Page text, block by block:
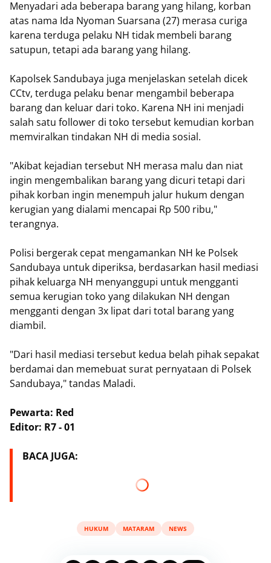
Menyadari ada beberapa barang yang hilang, korban
atas nama Ida Nyoman Suarsana (27) merasa curiga
karena terduga pelaku NH tidak membeli barang
satupun, tetapi ada barang yang hilang.
Kapolsek Sandubaya juga menjelaskan setelah dicek
CCtv, terduga pelaku benar mengambil beberapa
barang dan keluar dari toko. Karena NH ini menjadi
salah satu follower di toko tersebut kemudian korban
memviralkan tindakan NH di media sosial.
"Akibat kejadian tersebut NH merasa malu dan niat
ingin mengembalikan barang yang dicuri tetapi dari
pihak korban ingin menempuh jalur hukum dengan
kerugian yang dialami mencapai Rp 500 ribu,"
terangnya.
Polisi bergerak cepat mengamankan NH ke Polsek
Sandubaya untuk diperiksa, berdasarkan hasil mediasi
pihak keluarga NH menyanggupi untuk mengganti
semua kerugian toko yang dilakukan NH dengan
mengganti dengan 3x lipat dari total barang yang
diambil.
"Dari hasil mediasi tersebut kedua belah pihak sepakat
berdamai dan memebuat surat pernyataan di Polsek
Sandubaya," tandas Maladi.
Pewarta: Red
Editor: R7 - 01
BACA JUGA:
HUKUM MATARAM NEWS